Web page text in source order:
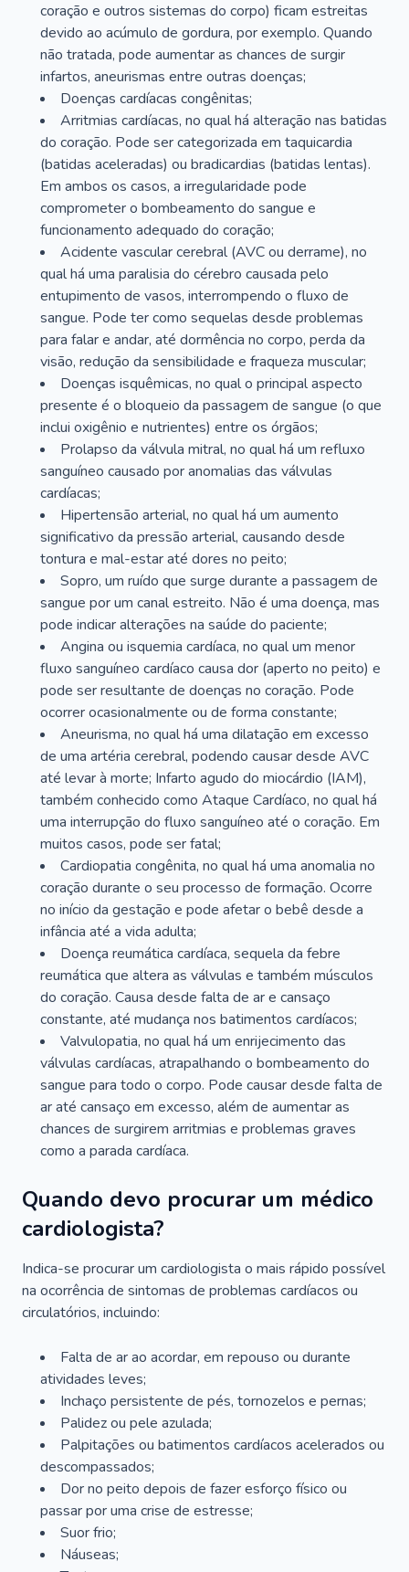
coração e outros sistemas do corpo) ficam estreitas
devido ao acúmulo de gordura, por exemplo. Quando
não tratada, pode aumentar as chances de surgir
infartos, aneurismas entre outras doenças;
Doenças cardíacas congênitas;
Arritmias cardíacas, no qual há alteração nas batidas
do coração. Pode ser categorizada em taquicardia
(batidas aceleradas) ou bradicardias (batidas lentas).
Em ambos os casos, a irregularidade pode
comprometer o bombeamento do sangue e
funcionamento adequado do coração;
Acidente vascular cerebral (AVC ou derrame), no
qual há uma paralisia do cérebro causada pelo
entupimento de vasos, interrompendo o fluxo de
sangue. Pode ter como sequelas desde problemas
para falar e andar, até dormência no corpo, perda da
visão, redução da sensibilidade e fraqueza muscular;
Doenças isquêmicas, no qual o principal aspecto
presente é o bloqueio da passagem de sangue (o que
inclui oxigênio e nutrientes) entre os órgãos;
Prolapso da válvula mitral, no qual há um refluxo
sanguíneo causado por anomalias das válvulas
cardíacas;
Hipertensão arterial, no qual há um aumento
significativo da pressão arterial, causando desde
tontura e mal-estar até dores no peito;
Sopro, um ruído que surge durante a passagem de
sangue por um canal estreito. Não é uma doença, mas
pode indicar alterações na saúde do paciente;
Angina ou isquemia cardíaca, no qual um menor
fluxo sanguíneo cardíaco causa dor (aperto no peito) e
pode ser resultante de doenças no coração. Pode
ocorrer ocasionalmente ou de forma constante;
Aneurisma, no qual há uma dilatação em excesso
de uma artéria cerebral, podendo causar desde AVC
até levar à morte; Infarto agudo do miocárdio (IAM),
também conhecido como Ataque Cardíaco, no qual há
uma interrupção do fluxo sanguíneo até o coração. Em
muitos casos, pode ser fatal;
Cardiopatia congênita, no qual há uma anomalia no
coração durante o seu processo de formação. Ocorre
no início da gestação e pode afetar o bebê desde a
infância até a vida adulta;
Doença reumática cardíaca, sequela da febre
reumática que altera as válvulas e também músculos
do coração. Causa desde falta de ar e cansaço
constante, até mudança nos batimentos cardíacos;
Valvulopatia, no qual há um enrijecimento das
válvulas cardíacas, atrapalhando o bombeamento do
sangue para todo o corpo. Pode causar desde falta de
ar até cansaço em excesso, além de aumentar as
chances de surgirem arritmias e problemas graves
como a parada cardíaca.
Quando devo procurar um médico
cardiologista?
Indica-se procurar um cardiologista o mais rápido possível
na ocorrência de sintomas de problemas cardíacos ou
circulatórios, incluindo:
Falta de ar ao acordar, em repouso ou durante
atividades leves;
Inchaço persistente de pés, tornozelos e pernas;
Palidez ou pele azulada;
Palpitações ou batimentos cardíacos acelerados ou
descompassados;
Dor no peito depois de fazer esforço físico ou
passar por uma crise de estresse;
Suor frio;
Náuseas;